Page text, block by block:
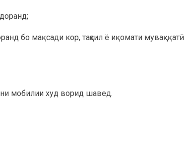
бо мақсади кор, таҳсил ё иқомати муваққатӣ
мобилии худ ворид шавед.